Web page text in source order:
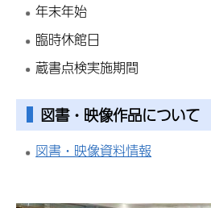
年末年始
臨時休館日
蔵書点検実施期間
図書・映像作品について
図書・映像資料情報